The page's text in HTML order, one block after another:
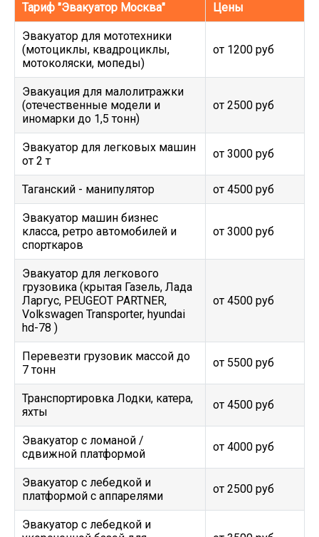
Тариф "Эвакуатор Москва"
Цены
Эвакуатор для мототехники
(мотоциклы, квадроциклы,
мотоколяски, мопеды)
от 1200 руб
Эвакуация для малолитражки
(отечественные модели и
иномарки до 1,5 тонн)
от 2500 руб
Эвакуатор для легковых машин
от 2 т
от 3000 руб
Таганский - манипулятор от 4500 руб
Эвакуатор машин бизнес
класса, ретро автомобилей и
спорткаров
от 3000 руб
Эвакуатор для легкового
грузовика (крытая Газель, Лада
Ларгус, PEUGEOT PARTNER,
Volkswagen Transporter, hyundai
hd-78 )
от 4500 руб
Перевезти грузовик массой до
7 тонн
от 5500 руб
Транспортировка Лодки, катера,
яхты
от 4500 руб
Эвакуатор c ломаной /
сдвижной платформой
от 4000 руб
Эвакуатор с лебедкой и
платформой с аппарелями
от 2500 руб
Эвакуатор с лебедкой и